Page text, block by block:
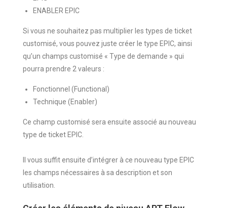
ENABLER EPIC
Si vous ne souhaitez pas multiplier les types de ticket
customisé, vous pouvez juste créer le type EPIC, ainsi
qu’un champs customisé « Type de demande » qui
pourra prendre 2 valeurs :
Fonctionnel (Functional)
Technique (Enabler)
Ce champ customisé sera ensuite associé au nouveau
type de ticket EPIC.
Il vous suffit ensuite d’intégrer à ce nouveau type EPIC
les champs nécessaires à sa description et son
utilisation.